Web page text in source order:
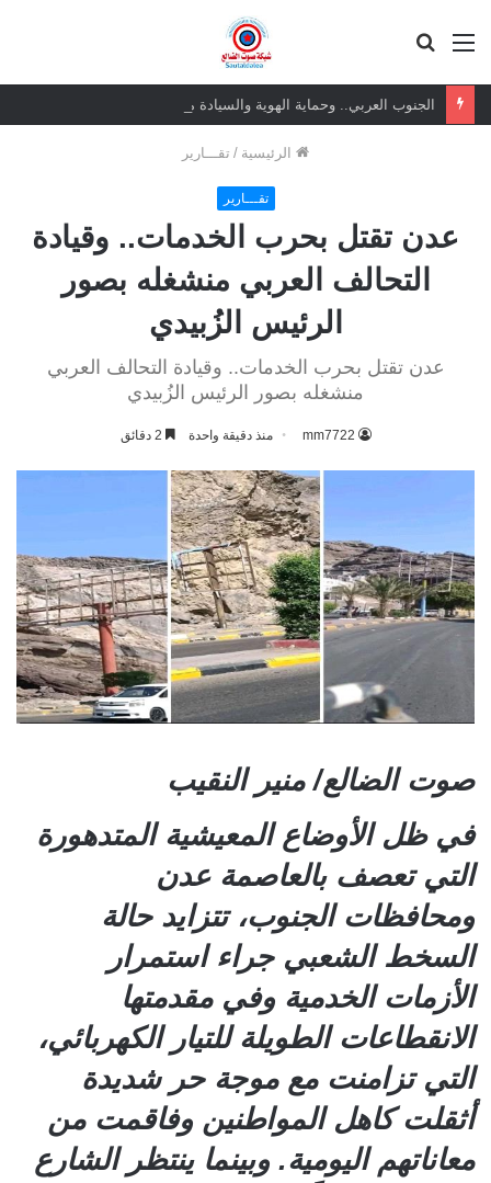
القائمة
الجنوب العربي.. وحماية الهوية والسيادة مسؤولية جماعية
الرئيسية / تقـــارير
تقـــارير
عدن تقتل بحرب الخدمات.. وقيادة
التحالف العربي منشغله بصور
الرئيس الزُبيدي
عدن تقتل بحرب الخدمات.. وقيادة التحالف العربي
منشغله بصور الرئيس الزُبيدي
mm7722 منذ دقيقة واحدة
صوت الضالع/ منير النقيب
في ظل الأوضاع المعيشية المتدهورة
التي تعصف بالعاصمة عدن
ومحافظات الجنوب، تتزايد حالة
السخط الشعبي جراء استمرار
الأزمات الخدمية وفي مقدمتها
الانقطاعات الطويلة للتيار الكهربائي،
التي تزامنت مع موجة حر شديدة
أثقلت كاهل المواطنين وفاقمت من
معاناتهم اليومية. وبينما ينتظر الشارع